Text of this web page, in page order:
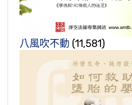
八風吹不動 (11,581)